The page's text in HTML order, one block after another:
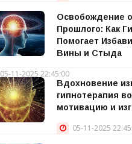
Освобождение
Прошлого: Как
Помогает
Вины и Стыда
05-11-2025 22:45:00
Вдохновение
гипнотерапия
мотивацию и
05-11-2025